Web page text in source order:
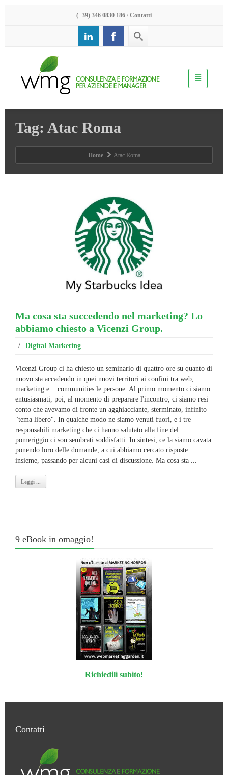
(+39) 346 0830 186 / Contatti
Tag: Atac Roma
Home Atac Roma
Ma cosa sta succedendo nel marketing? Lo
abbiamo chiesto a Vicenzi Group.
/ Digital Marketing
Vicenzi Group ci ha chiesto un seminario di quattro ore su quanto di
nuovo sta accadendo in quei nuovi territori ai confini tra web,
marketing e... communities le persone. Al primo momento ci siamo
entusiasmati, poi, al momento di preparare l'incontro, ci siamo resi
conto che avevamo di fronte un agghiacciante, sterminato, infinito
"tema libero". In qualche modo ne siamo venuti fuori, e i tre
responsabili marketing che ci hanno salutato alla fine del
pomeriggio ci son sembrati soddisfatti. In sintesi, ce la siamo cavata
ponendo loro delle domande, a cui abbiamo cercato risposte
insieme, passando per alcuni casi di discussione. Ma cosa sta ...
Leggi ...
9 eBook in omaggio!
Richiedili subito!
Contatti